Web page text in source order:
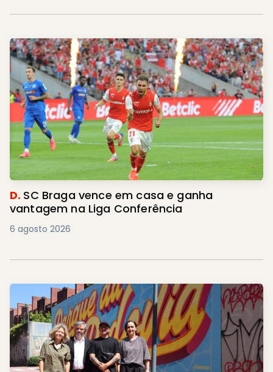
D. SC Braga vence em casa e ganha
vantagem na Liga Conferência
6 agosto 2026